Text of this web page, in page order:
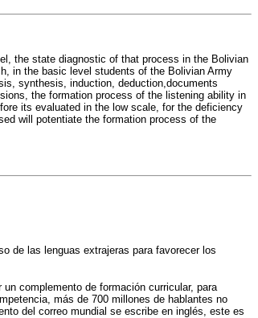
the state diagnostic of that process in the Bolivian
in the basic level students of the Bolivian Army
synthesis, induction, deduction,documents
the formation process of the listening ability in
its evaluated in the low scale, for the deficiency
will potentiate the formation process of the
de las lenguas extrajeras para favorecer los
complemento de formación curricular, para
más de 700 millones de hablantes no
del correo mundial se escribe en inglés, este es